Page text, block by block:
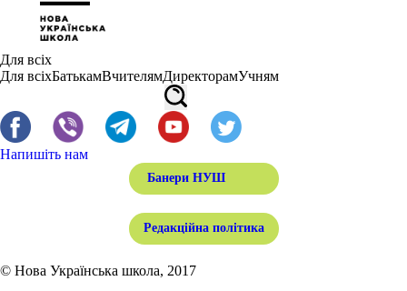
Для всіх
Для всіхБатькамВчителямДиректорамУчням
Напишіть нам
Банери НУШ
Редакційна політика
© Нова Українська школа, 2017